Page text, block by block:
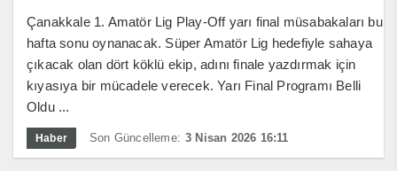
Çanakkale 1. Amatör Lig Play-Off yarı final müsabakaları bu
hafta sonu oynanacak. Süper Amatör Lig hedefiyle sahaya
çıkacak olan dört köklü ekip, adını finale yazdırmak için
kıyasıya bir mücadele verecek. Yarı Final Programı Belli
Oldu ...
Haber Son Güncelleme: 3 Nisan 2026 16:11